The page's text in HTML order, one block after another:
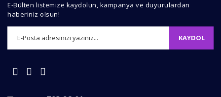
Gönder
E-Bülten listemize kaydolun, kampanya ve duyurulardan
haberiniz olsun!
KAYDOL